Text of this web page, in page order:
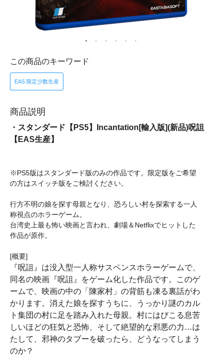
この商品のキーワード
EAS 限定少数生産
商品説明
・スタンダード【PS5】Incantation[輸入版](新品)呪詛
【EAS生産】
※PS5版はスタンダード版のみの作品です。限定版をご希望
の方はスイッチ版をご検討ください。
行方不明の娘を探す母親となり、恐ろしい村を探索する一人
称視点のホラーゲーム。
台湾史上最も怖い映画と言われ、劇場＆Netflixでヒットした
作品が原作。
[概要]
『呪詛』は没入型一人称サスペンスホラーゲームで、
同名の映画『呪詛』をゲーム化した作品です。このゲ
ームで、映画の中の「陳家村」の背筋も凍る裏話がわ
かります。消えた娘を探すうちに、うっかり謎のカル
ト集団の村に足を踏み入れた母親。村にはびこる息苦
しいほどの狂気と恐怖、そして絶望的な邪悪の力…は
たして、邪神のタブーを破ったら、どうなってしまう
のか？